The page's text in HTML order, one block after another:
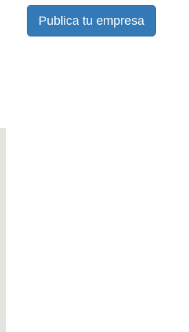
Publica tu empresa